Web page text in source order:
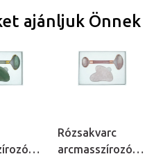
ajánljuk Önnek
Rózsakvarc
arcmasszírozó